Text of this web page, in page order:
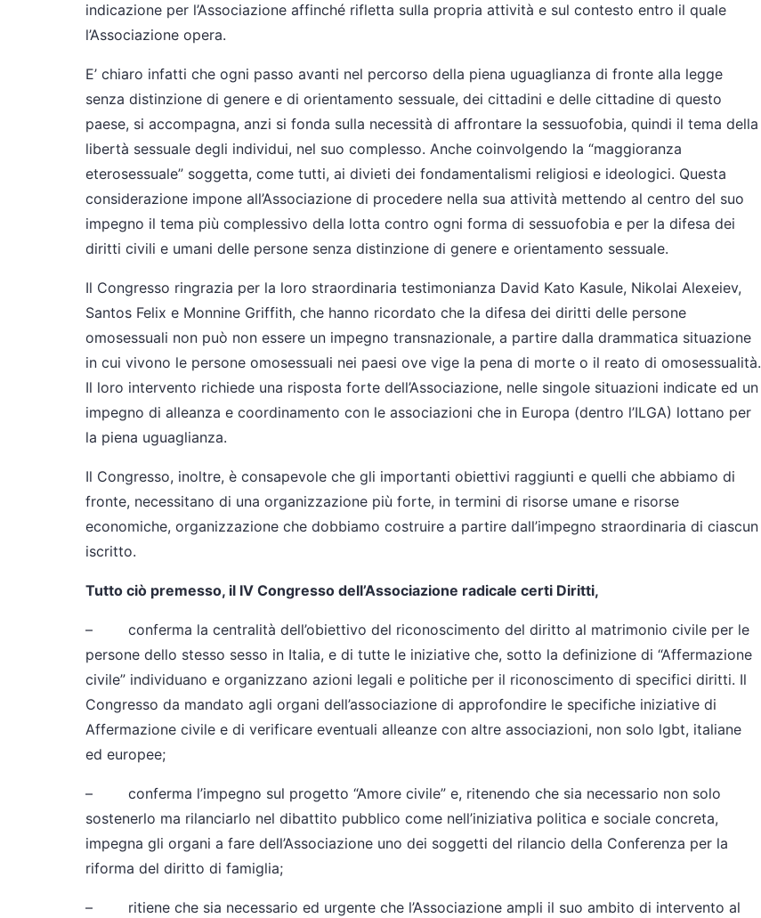
indicazione per l’Associazione affinché rifletta sulla propria attività e sul contesto entro il quale
l’Associazione opera.
E’ chiaro infatti che ogni passo avanti nel percorso della piena uguaglianza di fronte alla legge
senza distinzione di genere e di orientamento sessuale, dei cittadini e delle cittadine di questo
paese, si accompagna, anzi si fonda sulla necessità di affrontare la sessuofobia, quindi il tema della
libertà sessuale degli individui, nel suo complesso. Anche coinvolgendo la “maggioranza
eterosessuale” soggetta, come tutti, ai divieti dei fondamentalismi religiosi e ideologici. Questa
considerazione impone all’Associazione di procedere nella sua attività mettendo al centro del suo
impegno il tema più complessivo della lotta contro ogni forma di sessuofobia e per la difesa dei
diritti civili e umani delle persone senza distinzione di genere e orientamento sessuale.
Il Congresso ringrazia per la loro straordinaria testimonianza David Kato Kasule, Nikolai Alexeiev,
Santos Felix e Monnine Griffith, che hanno ricordato che la difesa dei diritti delle persone
omosessuali non può non essere un impegno transnazionale, a partire dalla drammatica situazione
in cui vivono le persone omosessuali nei paesi ove vige la pena di morte o il reato di omosessualità.
Il loro intervento richiede una risposta forte dell’Associazione, nelle singole situazioni indicate ed un
impegno di alleanza e coordinamento con le associazioni che in Europa (dentro l’ILGA) lottano per
la piena uguaglianza.
Il Congresso, inoltre, è consapevole che gli importanti obiettivi raggiunti e quelli che abbiamo di
fronte, necessitano di una organizzazione più forte, in termini di risorse umane e risorse
economiche, organizzazione che dobbiamo costruire a partire dall’impegno straordinaria di ciascun
iscritto.
Tutto ciò premesso, il IV Congresso dell’Associazione radicale certi Diritti,
– conferma la centralità dell’obiettivo del riconoscimento del diritto al matrimonio civile per le
persone dello stesso sesso in Italia, e di tutte le iniziative che, sotto la definizione di “Affermazione
civile” individuano e organizzano azioni legali e politiche per il riconoscimento di specifici diritti. Il
Congresso da mandato agli organi dell’associazione di approfondire le specifiche iniziative di
Affermazione civile e di verificare eventuali alleanze con altre associazioni, non solo lgbt, italiane
ed europee;
– conferma l’impegno sul progetto “Amore civile” e, ritenendo che sia necessario non solo
sostenerlo ma rilanciarlo nel dibattito pubblico come nell’iniziativa politica e sociale concreta,
impegna gli organi a fare dell’Associazione uno dei soggetti del rilancio della Conferenza per la
riforma del diritto di famiglia;
– ritiene che sia necessario ed urgente che l’Associazione ampli il suo ambito di intervento al